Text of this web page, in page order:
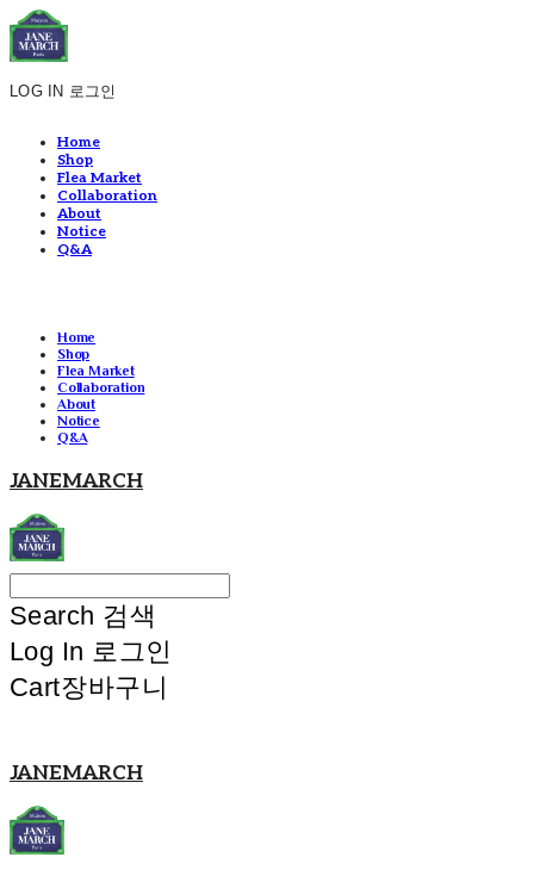
LOG IN 로그인
Home
Shop
Flea Market
Collaboration
About
Notice
Q&A
Home
Shop
Flea Market
Collaboration
About
Notice
Q&A
JANEMARCH
Search 검색
Log In 로그인
Cart장바구니
JANEMARCH